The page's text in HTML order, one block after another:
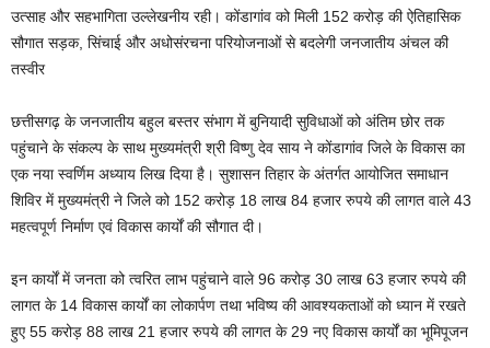
उत्साह और सहभागिता उल्लेखनीय रही। कोंडागांव को मिली 152 करोड़ की ऐतिहासिक
सौगात सड़क, सिंचाई और अधोसंरचना परियोजनाओं से बदलेगी जनजातीय अंचल की
तस्वीर
छत्तीसगढ़ के जनजातीय बहुल बस्तर संभाग में बुनियादी सुविधाओं को अंतिम छोर तक
पहुंचाने के संकल्प के साथ मुख्यमंत्री श्री विष्णु देव साय ने कोंडागांव जिले के विकास का
एक नया स्वर्णिम अध्याय लिख दिया है। सुशासन तिहार के अंतर्गत आयोजित समाधान
शिविर में मुख्यमंत्री ने जिले को 152 करोड़ 18 लाख 84 हजार रुपये की लागत वाले 43
महत्वपूर्ण निर्माण एवं विकास कार्यों की सौगात दी।
इन कार्यों में जनता को त्वरित लाभ पहुंचाने वाले 96 करोड़ 30 लाख 63 हजार रुपये की
लागत के 14 विकास कार्यों का लोकार्पण तथा भविष्य की आवश्यकताओं को ध्यान में रखते
हुए 55 करोड़ 88 लाख 21 हजार रुपये की लागत के 29 नए विकास कार्यों का भूमिपूजन